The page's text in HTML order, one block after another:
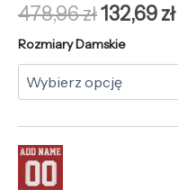
478,96zł132,69zł
Rozmiary Damskie